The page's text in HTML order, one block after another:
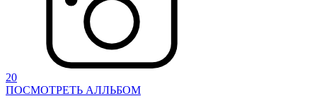
20
ПОСМОТРЕТЬ АЛЛЬБОМ